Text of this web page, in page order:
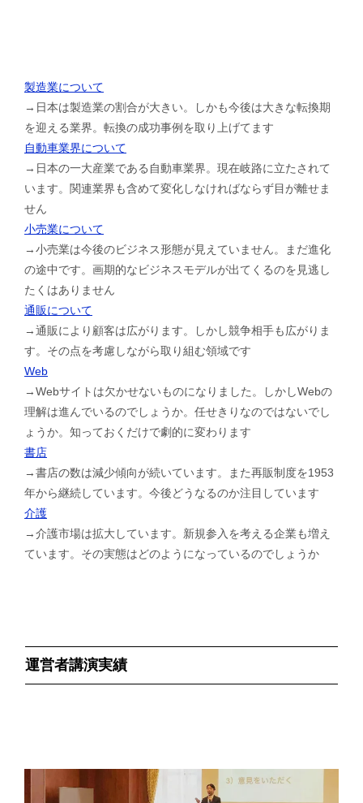
製造業について
→日本は製造業の割合が大きい。しかも今後は大きな転換期
を迎える業界。転換の成功事例を取り上げてます
自動車業界について
→日本の一大産業である自動車業界。現在岐路に立たされて
います。関連業界も含めて変化しなければならず目が離せま
せん
小売業について
→小売業は今後のビジネス形態が見えていません。まだ進化
の途中です。画期的なビジネスモデルが出てくるのを見逃し
たくはありません
通販について
→通販により顧客は広がります。しかし競争相手も広がりま
す。その点を考慮しながら取り組む領域です
Web
→Webサイトは欠かせないものになりました。しかしWebの
理解は進んでいるのでしょうか。任せきりなのではないでし
ょうか。知っておくだけで劇的に変わります
書店
→書店の数は減少傾向が続いています。また再販制度を1953
年から継続しています。今後どうなるのか注目しています
介護
→介護市場は拡大しています。新規参入を考える企業も増え
ています。その実態はどのようになっているのでしょうか
運営者講演実績